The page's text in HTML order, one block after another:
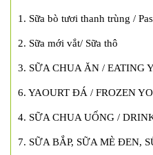
1. Sữa bò tươi thanh trùng /
2. Sữa mới vắt/ Sữa thô
3. SỮA CHUA ĂN / EATING
6. YAOURT ĐÁ / FROZEN
4. SỮA CHUA UỐNG /
7. SỮA BẮP, SỮA MÈ ĐEN,